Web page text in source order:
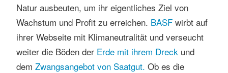
Natur ausbeuten, um ihr eigentliches Ziel von
Wachstum und Profit zu erreichen. BASFwirbt auf
ihrer Webseite mit Klimaneutralität und verseucht
weiter die Böden der Erde mit ihrem Dreck und
dem Zwangsangebot von Saatgut. Ob es die